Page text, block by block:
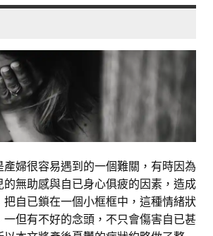
產婦很容易遇到的一個難關，有時因為
的無助感與自已身心俱疲的因素，造成
把自已鎖在一個小框框中，這種情緒狀
一但有不好的念頭，不只會傷害自已甚